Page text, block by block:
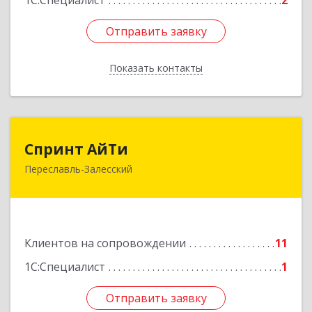
Отправить заявку
Показать контакты
Отправить заявку
Назад
Спринт АйТи
Переславль-Залесский
Клиентов на сопровождении
11
1С:Специалист
1
Отправить заявку
152025, Ярославская обл, Переславль-
Отправить заявку